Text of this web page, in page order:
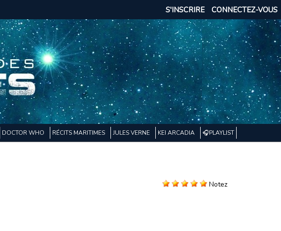
CONNECTEZ-VOUS
S'INSCRIRE
DOCTOR WHO RÉCITS MARITIMES JULES VERNE KEI ARCADIA 🎧PLAYLIST
Notez